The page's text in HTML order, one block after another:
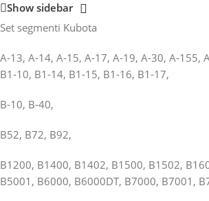
Show sidebar
Set segmenti Kubota
A-13, A-14, A-15, A-17, A-19, A-30, A-155,
B1-10, B1-14, B1-15, B1-16, B1-17,
B-10, B-40,
B52, B72, B92,
B1200, B1400, B1402, B1500, B1502,
B5001, B6000, B6000DT, B7000, B7001,